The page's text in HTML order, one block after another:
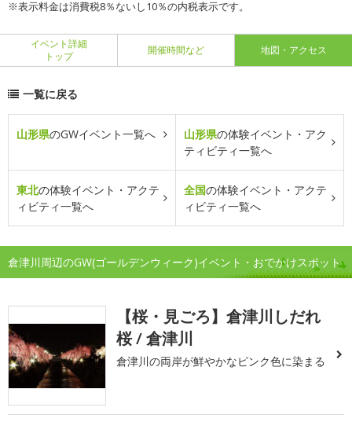
※表示料金は消費税8％ないし10％の内税表示です。
イベント詳細
トップ
開催時間など 地図・アクセス
一覧に戻る
山形県のGWイベント一覧へ 山形県の体験イベント・アク
ティビティ一覧へ
東北の体験イベント・アクテ
ィビティ一覧へ
全国の体験イベント・アクテ
ィビティ一覧へ
倉津川周辺のGW(ゴールデンウィーク)イベント・おでかけスポット
【桜・見ごろ】倉津川しだれ
桜 / 倉津川
倉津川の両岸が鮮やかなピンク色に染まる